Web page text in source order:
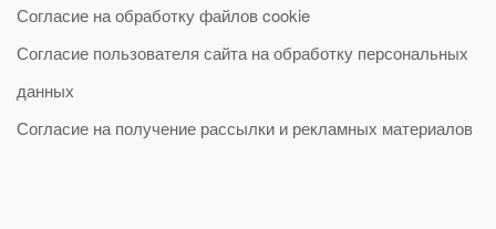
Согласие на обработку файлов cookie
Согласие пользователя сайта на обработку персональных
данных
Согласие на получение рассылки и рекламных материалов